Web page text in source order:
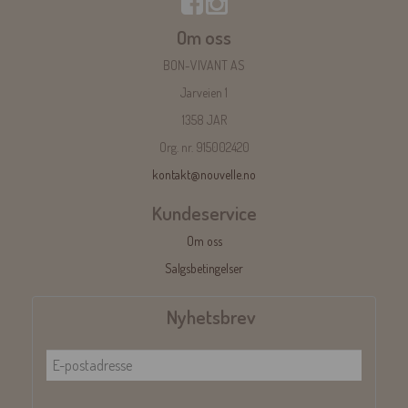
Om oss
BON-VIVANT AS
Jarveien 1
1358 JAR
Org. nr. 915002420
kontakt@nouvelle.no
Kundeservice
Om oss
Salgsbetingelser
Nyhetsbrev